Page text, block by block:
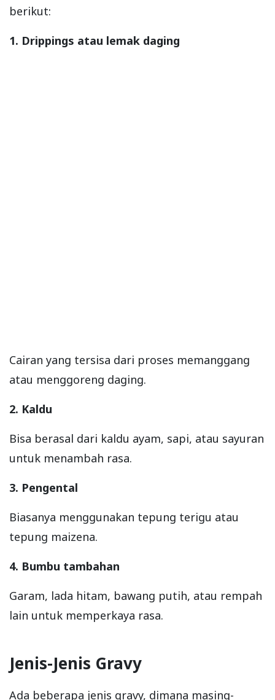
berikut:
1. Drippings atau lemak daging
Cairan yang tersisa dari proses memanggang
atau menggoreng daging.
2. Kaldu
Bisa berasal dari kaldu ayam, sapi, atau sayuran
untuk menambah rasa.
3. Pengental
Biasanya menggunakan tepung terigu atau
tepung maizena.
4. Bumbu tambahan
Garam, lada hitam, bawang putih, atau rempah
lain untuk memperkaya rasa.
Jenis-Jenis Gravy
Ada beberapa jenis gravy, dimana masing-